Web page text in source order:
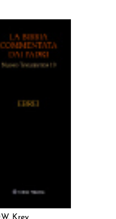
CARRELLO